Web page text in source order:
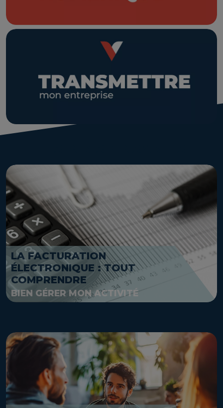
LA FACTURATION
ÉLECTRONIQUE : TOUT
COMPRENDRE
BIEN GÉRER MON ACTIVITÉ